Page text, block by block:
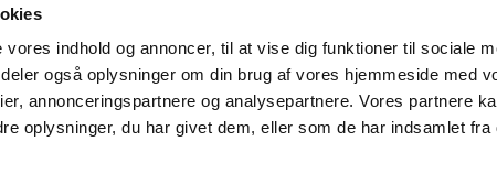
indhold og annoncer, til at vise dig funktioner til sociale
også oplysninger om din brug af vores hjemmeside med
annonceringspartnere og analysepartnere. Vores partnere
oplysninger, du har givet dem, eller som de har indsamlet fra